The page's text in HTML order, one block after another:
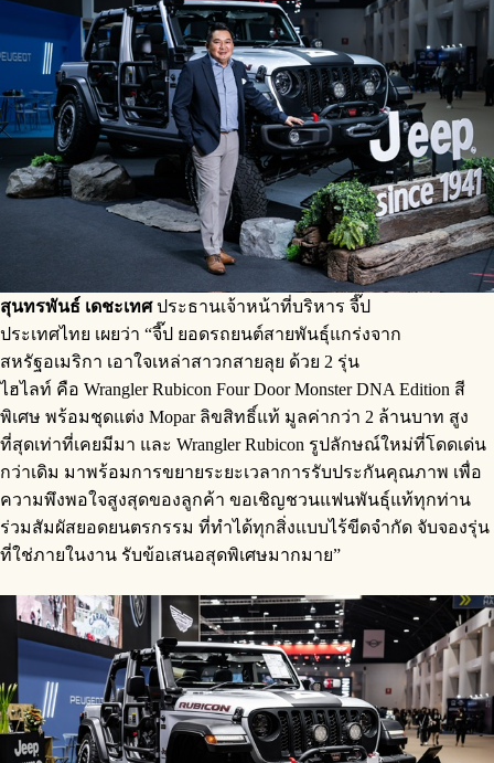
สุนทรพันธ์ เดชะเทศประธานเจ้าหน้าที่บริหาร จี๊ป
ประเทศไทย เผยว่า “จี๊ป ยอดรถยนต์สายพันธุ์แกร่งจาก
สหรัฐอเมริกา เอาใจเหล่าสาวกสายลุย ด้วย 2 รุ่น
ไฮไลท์ คือ Wrangler Rubicon Four Door Monster DNA Edition สี
พิเศษ พร้อมชุดแต่ง Mopar ลิขสิทธิ์แท้ มูลค่ากว่า 2 ล้านบาท สูง
ที่สุดเท่าที่เคยมีมา และ Wrangler Rubicon รูปลักษณ์ใหม่ที่โดดเด่น
กว่าเดิม มาพร้อมการขยายระยะเวลาการรับประกันคุณภาพ เพื่อ
ความพึงพอใจสูงสุดของลูกค้า ขอเชิญชวนแฟนพันธุ์แท้ทุกท่าน
ร่วมสัมผัสยอดยนตรกรรม ที่ทำได้ทุกสิ่งแบบไร้ขีดจำกัด จับจองรุ่น
ที่ใช่ภายในงาน รับข้อเสนอสุดพิเศษมากมาย”